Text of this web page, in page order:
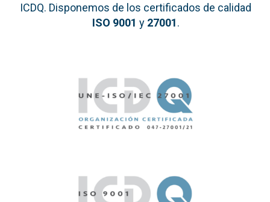
ICDQ. Disponemos de los certificados de calidad
ISO 9001 y 27001.